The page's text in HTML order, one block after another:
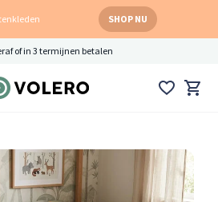
SHOP NU
of in 3 termijnen betalen